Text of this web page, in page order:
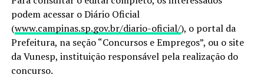
podem acessar o Diário Oficial
(www.campinas.sp.gov.br/diario-oficial/), o portal da
Prefeitura, na seção “Concursos e Empregos”, ou o site
da Vunesp, instituição responsável pela realização do
concurso.